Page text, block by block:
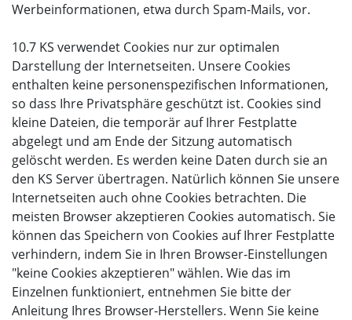
Werbeinformationen, etwa durch Spam-Mails, vor.
10.7 KS verwendet Cookies nur zur optimalen
Darstellung der Internetseiten. Unsere Cookies
enthalten keine personenspezifischen Informationen,
so dass Ihre Privatsphäre geschützt ist. Cookies sind
kleine Dateien, die temporär auf Ihrer Festplatte
abgelegt und am Ende der Sitzung automatisch
gelöscht werden. Es werden keine Daten durch sie an
den KS Server übertragen. Natürlich können Sie unsere
Internetseiten auch ohne Cookies betrachten. Die
meisten Browser akzeptieren Cookies automatisch. Sie
können das Speichern von Cookies auf Ihrer Festplatte
verhindern, indem Sie in Ihren Browser-Einstellungen
"keine Cookies akzeptieren" wählen. Wie das im
Einzelnen funktioniert, entnehmen Sie bitte der
Anleitung Ihres Browser-Herstellers. Wenn Sie keine